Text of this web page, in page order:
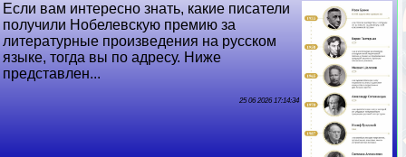
Если вам интересно знать, какие писатели
получили Нобелевскую премию за
литературные произведения на русском
языке, тогда вы по адресу. Ниже
представлен...
25 06 2026 17:14:34